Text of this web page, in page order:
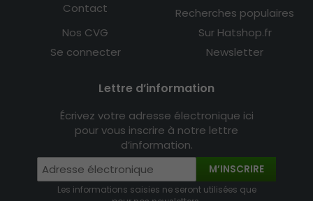
Contact
Nos CVG
Se connecter
Recherches populaires
Sur Hatshop.fr
Newsletter
Lettre d’information
Écrivez votre adresse électronique ici
pour vous inscrire à notre lettre
d’information.
M’INSCRIRE
Les informations saisies ne seront utilisées que